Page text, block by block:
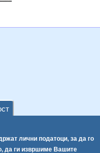
лични податоци, за да го
да ги извршиме Вашите